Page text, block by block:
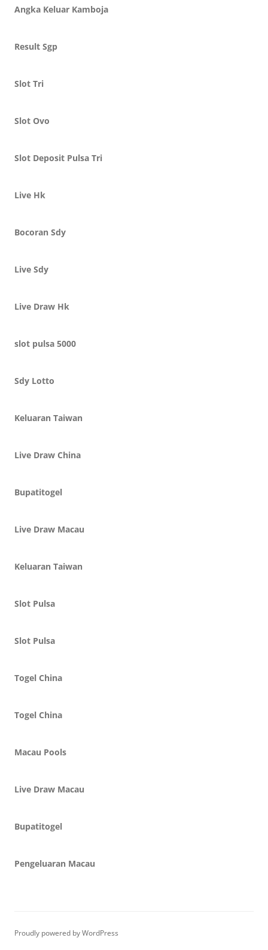
Angka Keluar Kamboja
Result Sgp
Slot Tri
Slot Ovo
Slot Deposit Pulsa Tri
Live Hk
Bocoran Sdy
Live Sdy
Live Draw Hk
slot pulsa 5000
Sdy Lotto
Keluaran Taiwan
Live Draw China
Bupatitogel
Live Draw Macau
Keluaran Taiwan
Slot Pulsa
Slot Pulsa
Togel China
Togel China
Macau Pools
Live Draw Macau
Bupatitogel
Pengeluaran Macau
Proudly powered by WordPress